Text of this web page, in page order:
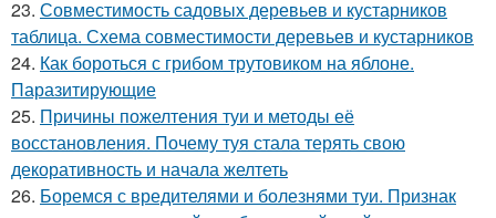
23. Совместимость садовых деревьев и кустарников
таблица. Схема совместимости деревьев и кустарников
24. Как бороться с грибом трутовиком на яблоне.
Паразитирующие
25. Причины пожелтения туи и методы её
восстановления. Почему туя стала терять свою
декоративность и начала желтеть
26. Боремся с вредителями и болезнями туи. Признак